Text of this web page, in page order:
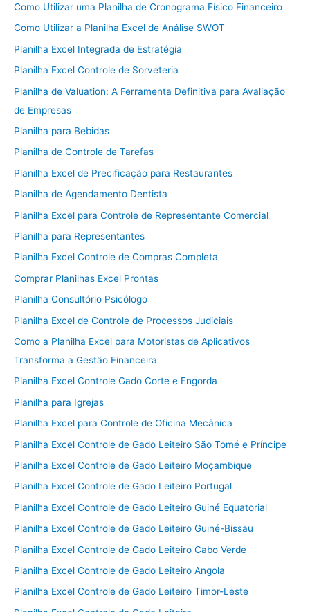
Como Utilizar uma Planilha de Cronograma Físico Financeiro
Como Utilizar a Planilha Excel de Análise SWOT
Planilha Excel Integrada de Estratégia
Planilha Excel Controle de Sorveteria
Planilha de Valuation: A Ferramenta Definitiva para Avaliação
de Empresas
Planilha para Bebidas
Planilha de Controle de Tarefas
Planilha Excel de Precificação para Restaurantes
Planilha de Agendamento Dentista
Planilha Excel para Controle de Representante Comercial
Planilha para Representantes
Planilha Excel Controle de Compras Completa
Comprar Planilhas Excel Prontas
Planilha Consultório Psicólogo
Planilha Excel de Controle de Processos Judiciais
Como a Planilha Excel para Motoristas de Aplicativos
Transforma a Gestão Financeira
Planilha Excel Controle Gado Corte e Engorda
Planilha para Igrejas
Planilha Excel para Controle de Oficina Mecânica
Planilha Excel Controle de Gado Leiteiro São Tomé e Príncipe
Planilha Excel Controle de Gado Leiteiro Moçambique
Planilha Excel Controle de Gado Leiteiro Portugal
Planilha Excel Controle de Gado Leiteiro Guiné Equatorial
Planilha Excel Controle de Gado Leiteiro Guiné-Bissau
Planilha Excel Controle de Gado Leiteiro Cabo Verde
Planilha Excel Controle de Gado Leiteiro Angola
Planilha Excel Controle de Gado Leiteiro Timor-Leste